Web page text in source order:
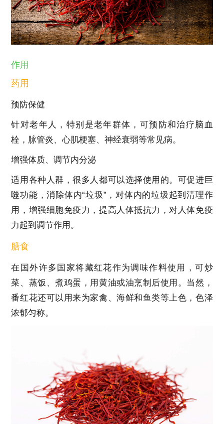
作用
药用
预防保健
针对老年人，特别是老年群体，可预防和治疗脑血
栓，脉管炎、心肌梗塞、神经衰弱等常见病。
增强体质、调节内分泌
适用各种人群，很多人都可以选择使用的。可促进巨
噬功能，消除体内“垃圾”，对体内的垃圾起到清理作
用，增强细胞免疫力，提高人体抵抗力，对人体免疫
力起到调节作用。
膳食
在国外许多国家将藏红花作为调味作料使用，可炒
菜、蒸饭、煮鸡蛋，用黄油或油烹制后使用。当然，
番红花还可以用来为家禽、海鲜和鱼类等上色，色泽
浓郁匀称。